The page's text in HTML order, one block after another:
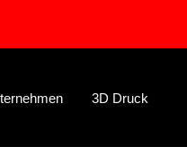
3D Druck